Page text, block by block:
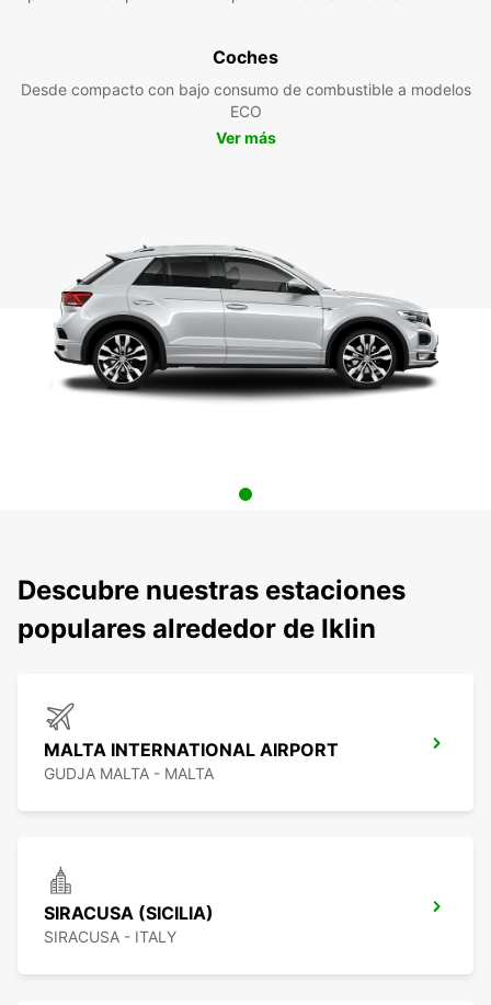
Coches
Desde compacto con bajo consumo de combustible a modelos
ECO
Ver más
Descubre nuestras estaciones
populares alrededor de Iklin
MALTA INTERNATIONAL AIRPORT
GUDJA MALTA - MALTA
SIRACUSA (SICILIA)
SIRACUSA - ITALY